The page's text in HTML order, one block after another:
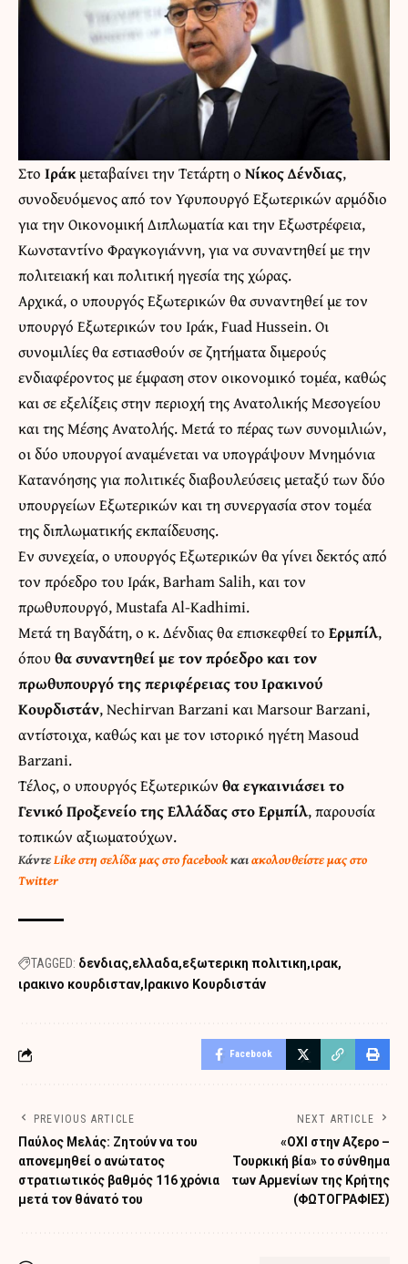
Στο Ιράκμεταβαίνει την Τετάρτη ο Νίκος Δένδιας,
συνοδευόμενος από τον Υφυπουργό Εξωτερικών αρμόδιο
για την Οικονομική Διπλωματία και την Εξωστρέφεια,
Κωνσταντίνο Φραγκογιάννη, για να συναντηθεί με την
πολιτειακή και πολιτική ηγεσία της χώρας.
Αρχικά, ο υπουργός Εξωτερικών θα συναντηθεί με τον
υπουργό Εξωτερικών του Ιράκ, Fuad Hussein. Οι
συνομιλίες θα εστιασθούν σε ζητήματα διμερούς
ενδιαφέροντος με έμφαση στον οικονομικό τομέα, καθώς
και σε εξελίξεις στην περιοχή της Ανατολικής Μεσογείου
και της Μέσης Ανατολής. Μετά το πέρας των συνομιλιών,
οι δύο υπουργοί αναμένεται να υπογράψουν Μνημόνια
Κατανόησης για πολιτικές διαβουλεύσεις μεταξύ των δύο
υπουργείων Εξωτερικών και τη συνεργασία στον τομέα
της διπλωματικής εκπαίδευσης.
Εν συνεχεία, ο υπουργός Εξωτερικών θα γίνει δεκτός από
τον πρόεδρο του Ιράκ, Barham Salih, και τον
πρωθυπουργό, Mustafa Al-Kadhimi.
Μετά τη Βαγδάτη, ο κ. Δένδιας θα επισκεφθεί το Ερμπίλ,
όπουθα συναντηθεί με τον πρόεδρο και τον
πρωθυπουργό της περιφέρειας του Ιρακινού
Κουρδιστάν, Nechirvan Barzani και Marsour Barzani,
αντίστοιχα, καθώς και με τον ιστορικό ηγέτη Masoud
Barzani.
Τέλος, ο υπουργός Εξωτερικών θα εγκαινιάσει το
Γενικό Προξενείο της Ελλάδας στο Ερμπίλ, παρουσία
τοπικών αξιωματούχων.
ΚάντεLike στη σελίδα μας στο facebookκαιακολουθείστε μας στο
Twitter
TAGGED: δενδιας ελλαδα εξωτερικη πολιτικη ιρακ
ιρακινο κουρδισταν Ιρακινο Κουρδιστάν
Facebook
PREVIOUS ARTICLE
Παύλος Μελάς: Ζητούν να του
απονεμηθεί ο ανώτατος
στρατιωτικός βαθμός 116 χρόνια
μετά τον θάνατό του
NEXT ARTICLE
«ΟΧΙ στην Αζερο –
Τουρκική βία» το σύνθημα
των Αρμενίων της Κρήτης
(ΦΩΤΟΓΡΑΦΙΕΣ)